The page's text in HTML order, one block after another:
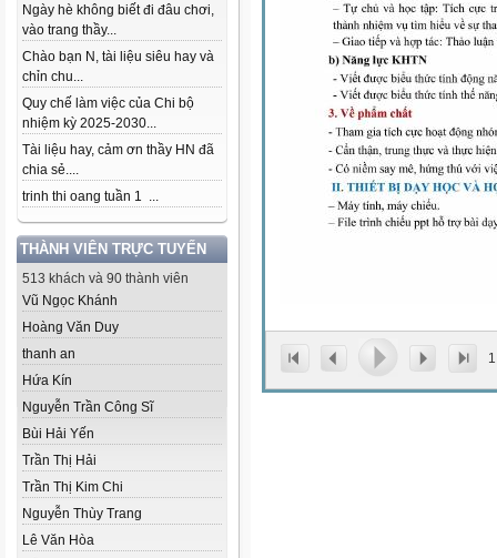
Ngày hè không biết đi đâu chơi,
vào trang thầy...
Chào bạn N, tài liệu siêu hay và
chỉn chu...
Quy chế làm việc của Chi bộ
nhiệm kỳ 2025-2030...
Tài liệu hay, cảm ơn thầy HN đã
chia sẻ....
trinh thi oang tuần 1 ...
THÀNH VIÊN TRỰC TUYẾN
513 khách và 90 thành viên
Vũ Ngọc Khánh
Hoàng Văn Duy
thanh an
Hứa Kín
Nguyễn Trần Công Sĩ
Bùi Hải Yến
Trần Thị Hải
Trần Thị Kim Chi
Nguyễn Thùy Trang
Lê Văn Hòa
1